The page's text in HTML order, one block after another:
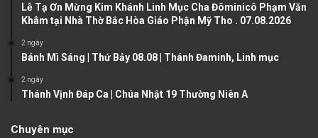
g
Lễ Tạ Ơn Mừng Kim Khánh Linh Mục Cha Đôminicô Phạm Văn
Khâm tại Nhà Thờ Bắc Hòa Giáo Phận Mỹ Tho . 07.08.2026
2 ngày
Bánh Mì Sáng | Thứ Bảy 08.08 | Thánh Đaminh, Linh mục
2 ngày
Thánh Vịnh Đáp Ca | Chúa Nhật 19 Thường Niên A
Chuyên mục